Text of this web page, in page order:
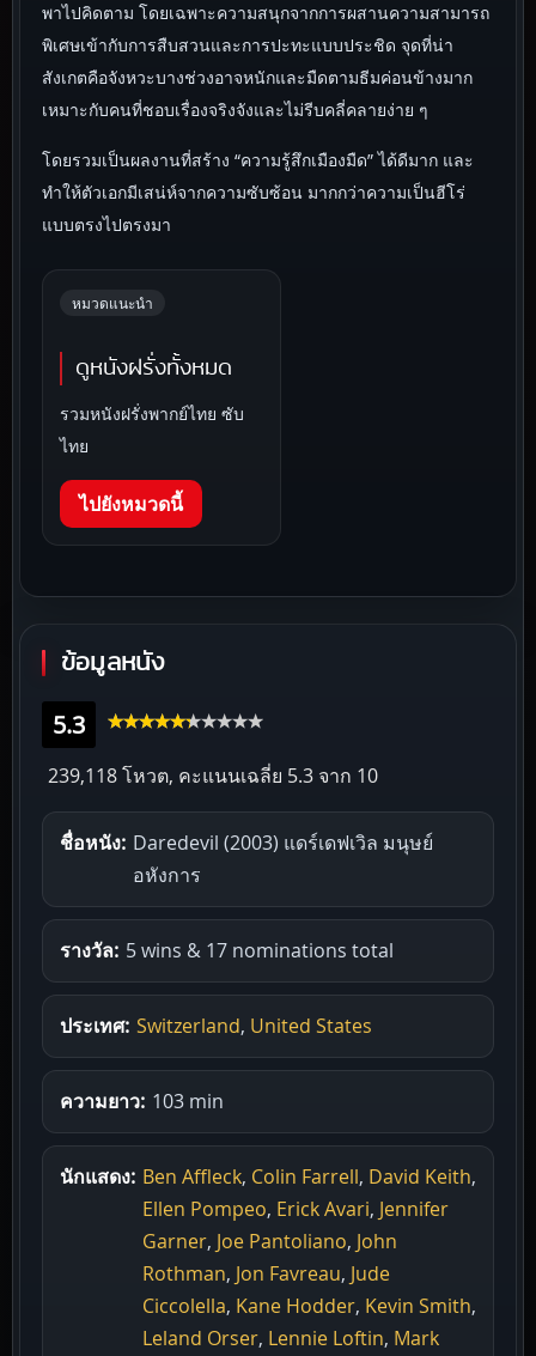
พาไปคิดตาม โดยเฉพาะความสนุกจากการผสานความสามารถ
พิเศษเข้ากับการสืบสวนและการปะทะแบบประชิด จุดที่น่า
สังเกตคือจังหวะบางช่วงอาจหนักและมืดตามธีมค่อนข้างมาก
เหมาะกับคนที่ชอบเรื่องจริงจังและไม่รีบคลี่คลายง่าย ๆ
โดยรวมเป็นผลงานที่สร้าง “ความรู้สึกเมืองมืด” ได้ดีมาก และ
ทำให้ตัวเอกมีเสน่ห์จากความซับซ้อน มากกว่าความเป็นฮีโร่
แบบตรงไปตรงมา
หมวดแนะนำ
ดูหนังฝรั่งทั้งหมด
รวมหนังฝรั่งพากย์ไทย ซับ
ไทย
ไปยังหมวดนี้
ข้อมูลหนัง
5.3
239,118 โหวต, คะแนนเฉลี่ย 5.3 จาก 10
ชื่อหนัง: Daredevil (2003) แดร์เดฟเวิล มนุษย์
อหังการ
รางวัล: 5 wins & 17 nominations total
ประเทศ: Switzerland, United States
ความยาว: 103 min
นักแสดง: Ben Affleck, Colin Farrell, David Keith,
Ellen Pompeo, Erick Avari, Jennifer
Garner, Joe Pantoliano, John
Rothman, Jon Favreau, Jude
Ciccolella, Kane Hodder, Kevin Smith,
Leland Orser, Lennie Loftin, Mark